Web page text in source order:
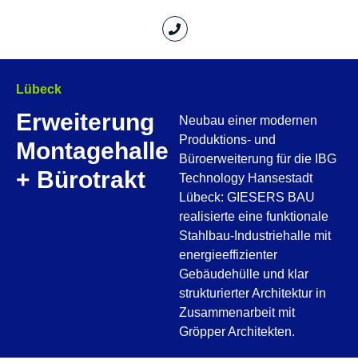
Lübeck
Erweiterung
Montagehalle
+ Bürotrakt
Neubau einer modernen
Produktions- und
Büroerweiterung für die IBG
Technology Hansestadt
Lübeck: GIESERS BAU
realisierte eine funktionale
Stahlbau-Industriehalle mit
energieeffizienter
Gebäudehülle und klar
strukturierter Architektur in
Zusammenarbeit mit
Gröpper Architekten.